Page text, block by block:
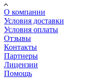
О компании
Условия доставки
Условия оплаты
Отзывы
Контакты
Партнеры
Лицензии
Помощь